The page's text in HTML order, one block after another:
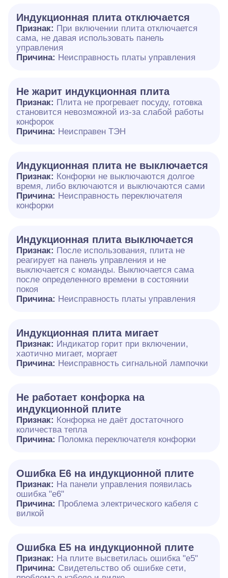
Индукционная плита отключается
Признак: При включении плита отключается
сама, не давая использовать панель
управления
Причина: Неисправность платы управления
Не жарит индукционная плита
Признак: Плита не прогревает посуду, готовка
становится невозможной из-за слабой работы
конфорок
Причина: Неисправен ТЭН
Индукционная плита не выключается
Признак: Конфорки не выключаются долгое
время, либо включаются и выключаются сами
Причина: Неисправность переключателя
конфорки
Индукционная плита выключается
Признак: После использования, плита не
реагирует на панель управления и не
выключается с команды. Выключается сама
после определенного времени в состоянии
покоя
Причина: Неисправность платы управления
Индукционная плита мигает
Признак: Индикатор горит при включении,
хаотично мигает, моргает
Причина: Неисправность сигнальной лампочки
Не работает конфорка на
индукционной плите
Признак: Конфорка не даёт достаточного
количества тепла
Причина: Поломка переключателя конфорки
Ошибка E6 на индукционной плите
Признак: На панели управления появилась
ошибка "e6"
Причина: Проблема электрического кабеля с
вилкой
Ошибка Е5 на индукционной плите
Признак: На плите высветилась ошибка "е5"
Причина: Свидетельство об ошибке сети,